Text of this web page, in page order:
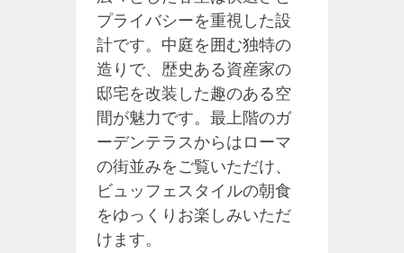
プライバシーを重視した設
計です。中庭を囲む独特の
造りで、歴史ある資産家の
邸宅を改装した趣のある空
間が魅力です。最上階のガ
ーデンテラスからはローマ
の街並みをご覧いただけ、
ビュッフェスタイルの朝食
をゆっくりお楽しみいただ
けます。